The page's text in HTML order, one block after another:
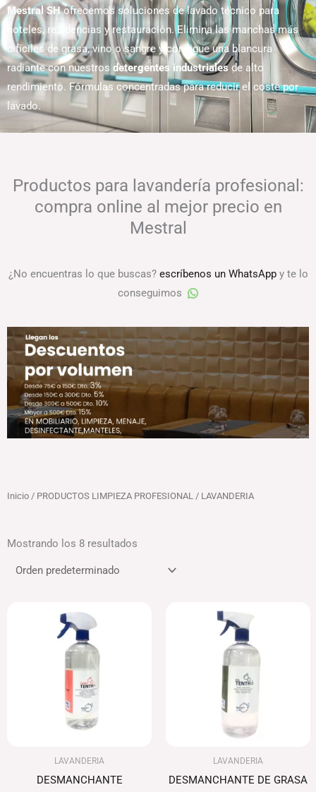
Mestral SHofrecemos soluciones de lavado técnico para
hoteles, residencias y restauración. Elimina las manchas más
difíciles de grasa, vino o sangre y consigue una blancura
radiante con nuestros detergentes industrialesde alto
rendimiento. Fórmulas concentradas para reducir el coste por
lavado.
Productos para lavandería profesional:
compra online al mejor precio en
Mestral
¿No encuentras lo que buscas? escríbenos un WhatsAppy te lo
conseguimos
Inicio / PRODUCTOS LIMPIEZA PROFESIONAL / LAVANDERIA
Mostrando los 8 resultados
LAVANDERIA
DESMANCHANTE
LAVANDERIA
DESMANCHANTE DE GRASA
precio
original
era:
82.73€.